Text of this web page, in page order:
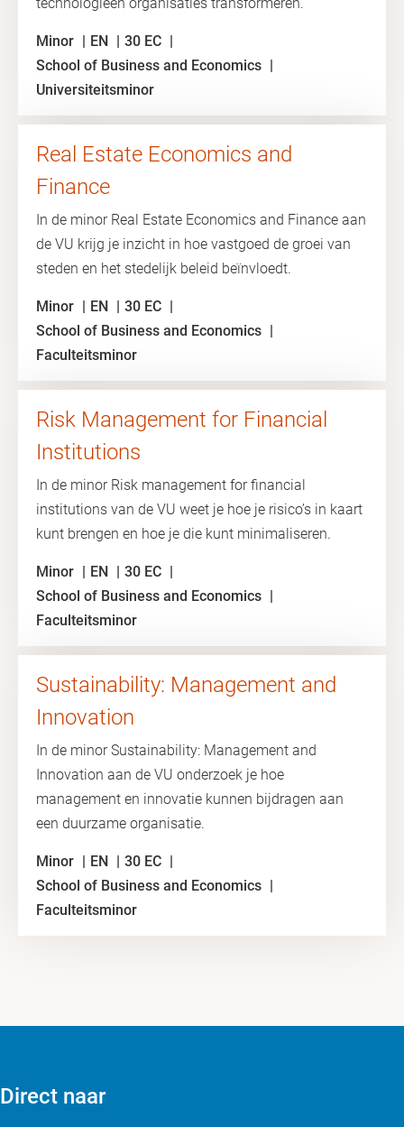
Minor EN
30 EC
School of Business and Economics
Universiteitsminor
Real Estate Economics and
Finance
In de minor Real Estate Economics and Finance aan
de VU krijg je inzicht in hoe vastgoed de groei van
steden en het stedelijk beleid beïnvloedt.
Minor EN
30 EC
School of Business and Economics
Faculteitsminor
Risk Management for Financial
Institutions
In de minor Risk management for financial
institutions van de VU weet je hoe je risico’s in kaart
kunt brengen en hoe je die kunt minimaliseren.
Minor EN
30 EC
School of Business and Economics
Faculteitsminor
Sustainability: Management and
Innovation
In de minor Sustainability: Management and
Innovation aan de VU onderzoek je hoe
management en innovatie kunnen bijdragen aan
een duurzame organisatie.
Minor EN
30 EC
School of Business and Economics
Faculteitsminor
Direct naar